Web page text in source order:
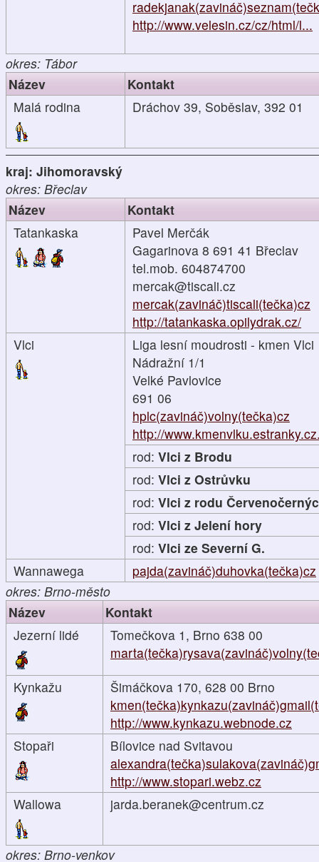
http://www.velesin.cz/cz/html/l...
okres: Tábor
Název
Kontakt
Malá rodina
Dráchov 39, Soběslav, 392 01
kraj: Jihomoravský
okres: Břeclav
Název
Kontakt
Tatankaska
Pavel Merčák
Gagarinova 8 691 41 Břeclav
tel.mob. 604874700
mercak@tiscali.cz
mercak(zavináč)tiscali(tečka)cz
http://tatankaska.opilydrak.cz/
Vlci
Liga lesní moudrosti - kmen Vlci
Nádražní 1/1
Velké Pavlovice
691 06
hplc(zavináč)volny(tečka)cz
http://
rod: Vlci z Brodu
rod: Vlci z Ostrůvku
rod: Vlci z rodu
rod: Vlci z Jelení hory
rod: Vlci ze Severní G.
Wannawega
pajda(zavináč)duhovka(tečka)cz
okres: Brno-město
Název
Kontakt
Jezerní lidé
Tomečkova 1, Brno 638 00
Kynkažu
Šimáčkova 170, 628 00 Brno
http://www.kynkazu.webnode.cz
Stopaři
Bílovice nad Svitavou
http://www.stopari.webz.cz
Wallowa
jarda.beranek@centrum.cz
okres: Brno-venkov